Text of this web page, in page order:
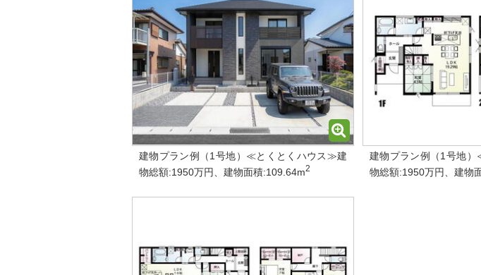
建物プラン例（1号地）≪とくとくハウス≫建
物総額:1950万円、建物面積:109.64m2
建物プラン例（1号地
物総額:1950万円、建物